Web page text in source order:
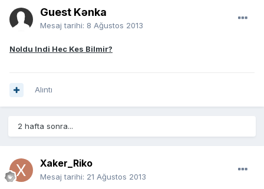
Guest Kənka
Mesaj tarihi: 8 Ağustos 2013
Noldu Indi Hec Kes Bilmir?
Alıntı
2 hafta sonra...
Xaker_Riko
Mesaj tarihi: 21 Ağustos 2013